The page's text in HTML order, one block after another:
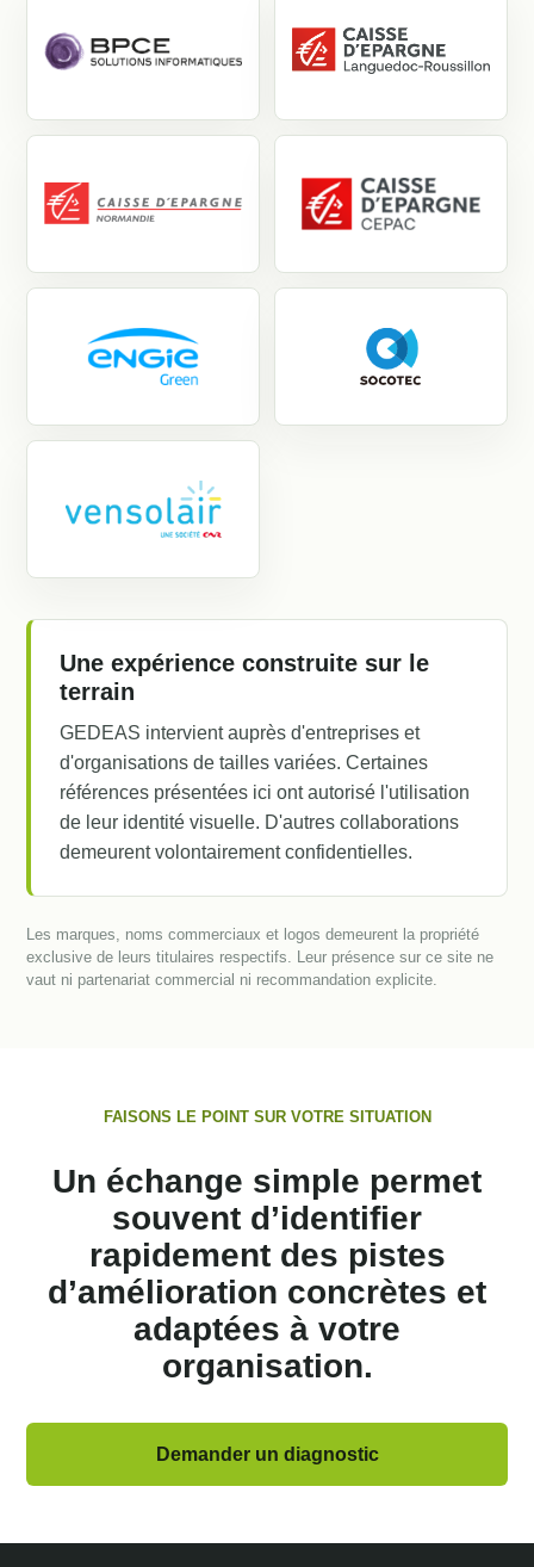
Une expérience construite sur le
terrain
GEDEAS intervient auprès d'entreprises et
d'organisations de tailles variées. Certaines
références présentées ici ont autorisé l'utilisation
de leur identité visuelle. D'autres collaborations
demeurent volontairement confidentielles.
Les marques, noms commerciaux et logos demeurent la propriété
exclusive de leurs titulaires respectifs. Leur présence sur ce site ne
vaut ni partenariat commercial ni recommandation explicite.
FAISONS LE POINT SUR VOTRE SITUATION
Un échange simple permet
souvent d’identifier
rapidement des pistes
d’amélioration concrètes et
adaptées à votre
organisation.
Demander un diagnostic